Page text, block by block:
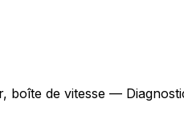
de vitesse —